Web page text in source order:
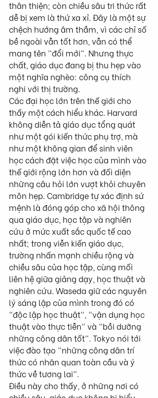
thân thiện; còn chiều sâu tri thức rất
dễ bị xem là thứ xa xỉ. Đây là một sự
chệch hướng âm thầm, vì các chỉ số
bề ngoài vẫn tốt hơn, vẫn có thể
mang tên "đổi mới". Nhưng thực
chất, giáo dục đang bị thu hẹp vào
một nghĩa nghèo: công cụ thích
nghi với thị trường.
Các đại học lớn trên thế giới cho
thấy một cách hiểu khác. Harvard
không diễn tả giáo dục tổng quát
như một gói kiến thức phụ trợ, mà
như một không gian để sinh viên
học cách đặt việc học của mình vào
thế giới rộng lớn hơn và đối diện
những câu hỏi lớn vượt khỏi chuyên
môn hẹp. Cambridge tự xác định sứ
mệnh là đóng góp cho xã hội thông
qua giáo dục, học tập và nghiên
cứu ở mức xuất sắc quốc tế cao
nhất; trong viễn kiến giáo dục,
trường nhấn mạnh chiều rộng và
chiều sâu của học tập, cùng mối
liên hệ giữa giảng dạy, học thuật và
nghiên cứu. Waseda giữ các nguyên
lý sáng lập của mình trong đó có
"độc lập học thuật", "vận dụng học
thuật vào thực tiễn" và "bồi dưỡng
những công dân tốt". Tokyo nói tới
việc đào tạo "những công dân trí
thức có nhãn quan toàn cầu và ý
thức về tương lai".
Điều này cho thấy, ở những nơi có